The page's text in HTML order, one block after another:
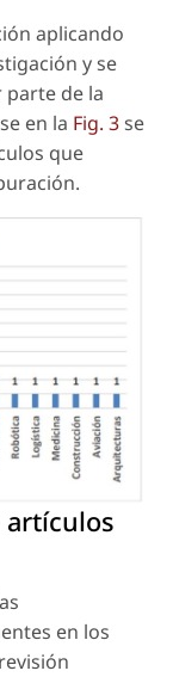
aplicando
y se
parte de la
en la Fig. 3se
que
artículos
en los